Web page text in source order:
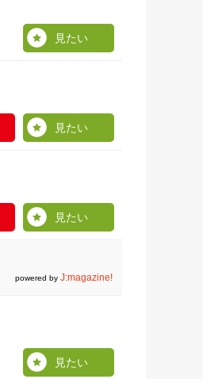
見たい
見たい
見たい
powered by J:magazine!
見たい